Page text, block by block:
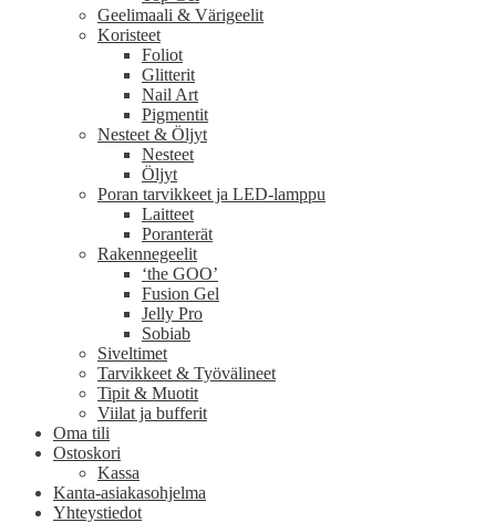
Geelimaali & Värigeelit
Koristeet
Foliot
Glitterit
Nail Art
Pigmentit
Nesteet & Öljyt
Nesteet
Öljyt
Poran tarvikkeet ja LED-lamppu
Laitteet
Poranterät
Rakennegeelit
‘the GOO’
Fusion Gel
Jelly Pro
Sobiab
Siveltimet
Tarvikkeet & Työvälineet
Tipit & Muotit
Viilat ja bufferit
Oma tili
Ostoskori
Kassa
Kanta-asiakasohjelma
Yhteystiedot